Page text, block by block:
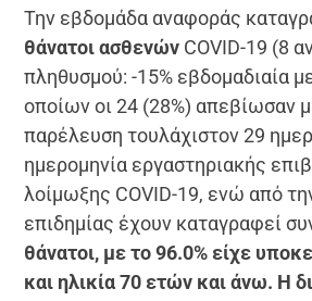
Την εβδομάδα αναφοράς
θάνατοι ασθενών COVID-19 (8
πληθυσμού: -15% εβδομαδιαία
οποίων οι 24 (28%) απεβίωσαν
παρέλευση τουλάχιστον 29
ημερομηνία εργαστηριακής
λοίμωξης COVID-19, ενώ από
επιδημίας έχουν καταγραφεί
θάνατοι, με το 96.0% είχε
και ηλικία 70 ετών και άνω. Η